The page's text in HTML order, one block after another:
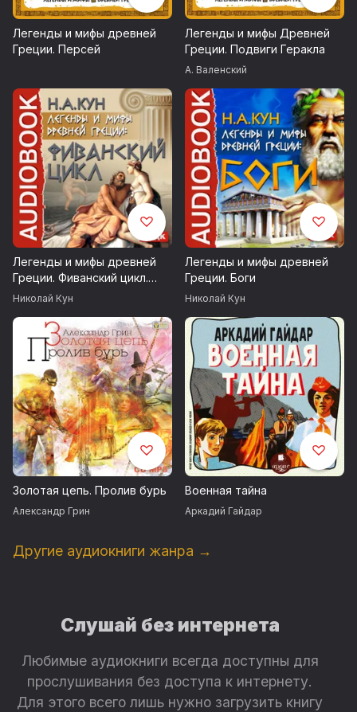
Ясон у Эета
Аргонавты обращаются за помощью к Медее
Медея помогает Ясону похитить золотое руно
Возвращение аргонавтов
Ясон и Медея в Иолке. Смерть Пелия
Ясон и Медея в Коринфе. Смерть Ясона
ИДДК, 2007
Легенды и мифы древней
Греции. Персей
Легенды и мифы Древней
Греции. Подвиги Геракла
А. Валенский
Легенды и мифы древней
Греции. Фиванский цикл.
Агамемнон и сын его Орест
Николай Кун
Легенды и мифы древней
Греции. Боги
Николай Кун
Золотая цепь. Пролив бурь
Александр Грин
Военная тайна
Аркадий Гайдар
Другие аудиокниги жанра →
Слушай без интернета
Любимые аудиокниги всегда доступны для
прослушивания без доступа к интернету.
Для этого всего лишь нужно загрузить книгу